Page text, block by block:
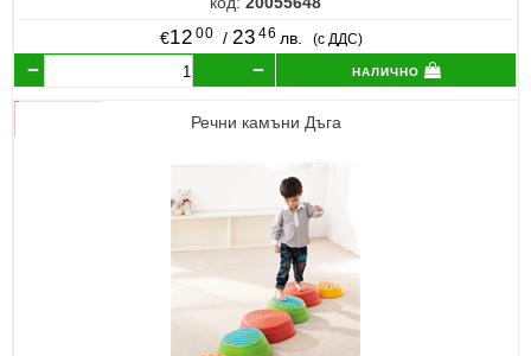
€12 00 / 23 46 лв. (с ДДС)
налично
Речни камъни Дъга